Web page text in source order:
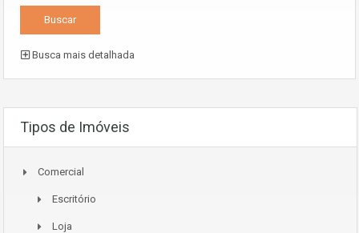
Busca mais detalhada
Tipos de Imóveis
Comercial
Escritório
Loja